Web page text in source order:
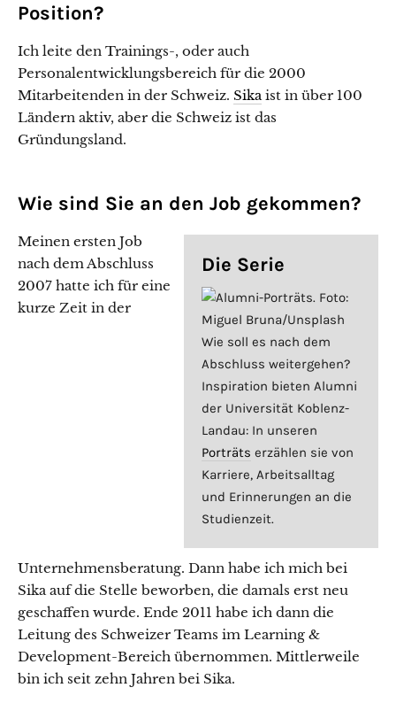
Position?
Ich leite den Trainings-, oder auch
Personalentwicklungsbereich für die 2000
Mitarbeitenden in der Schweiz. Sikaist in über 100
Ländern aktiv, aber die Schweiz ist das
Gründungsland.
Wie sind Sie an den Job gekommen?
Die Serie
Wie soll es nach dem
Abschluss weitergehen?
Inspiration bieten Alumni
der Universität Koblenz-
Landau: In unseren
Porträts erzählen sie von
Karriere, Arbeitsalltag
und Erinnerungen an die
Studienzeit.
Meinen ersten Job
nach dem Abschluss
2007 hatte ich für eine
kurze Zeit in der
Unternehmensberatung. Dann habe ich mich bei
Sika auf die Stelle beworben, die damals erst neu
geschaffen wurde. Ende 2011 habe ich dann die
Leitung des Schweizer Teams im Learning &
Development-Bereich übernommen. Mittlerweile
bin ich seit zehn Jahren bei Sika.